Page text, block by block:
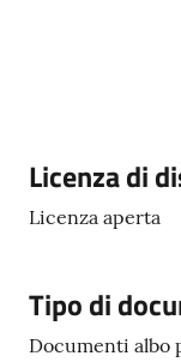
Descrizione
Licenza di
Licenza aperta
Tipo di
Documenti albo